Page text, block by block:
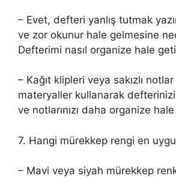
– Evet, defteri yanlış tutmak
ve zor okunur hale gelmesine
Defterimi nasıl organize hale
– Kağıt klipleri veya sakızlı
materyaller kullanarak
ve notlarınızı daha organize
7. Hangi mürekkep rengi en
– Mavi veya siyah mürekkep